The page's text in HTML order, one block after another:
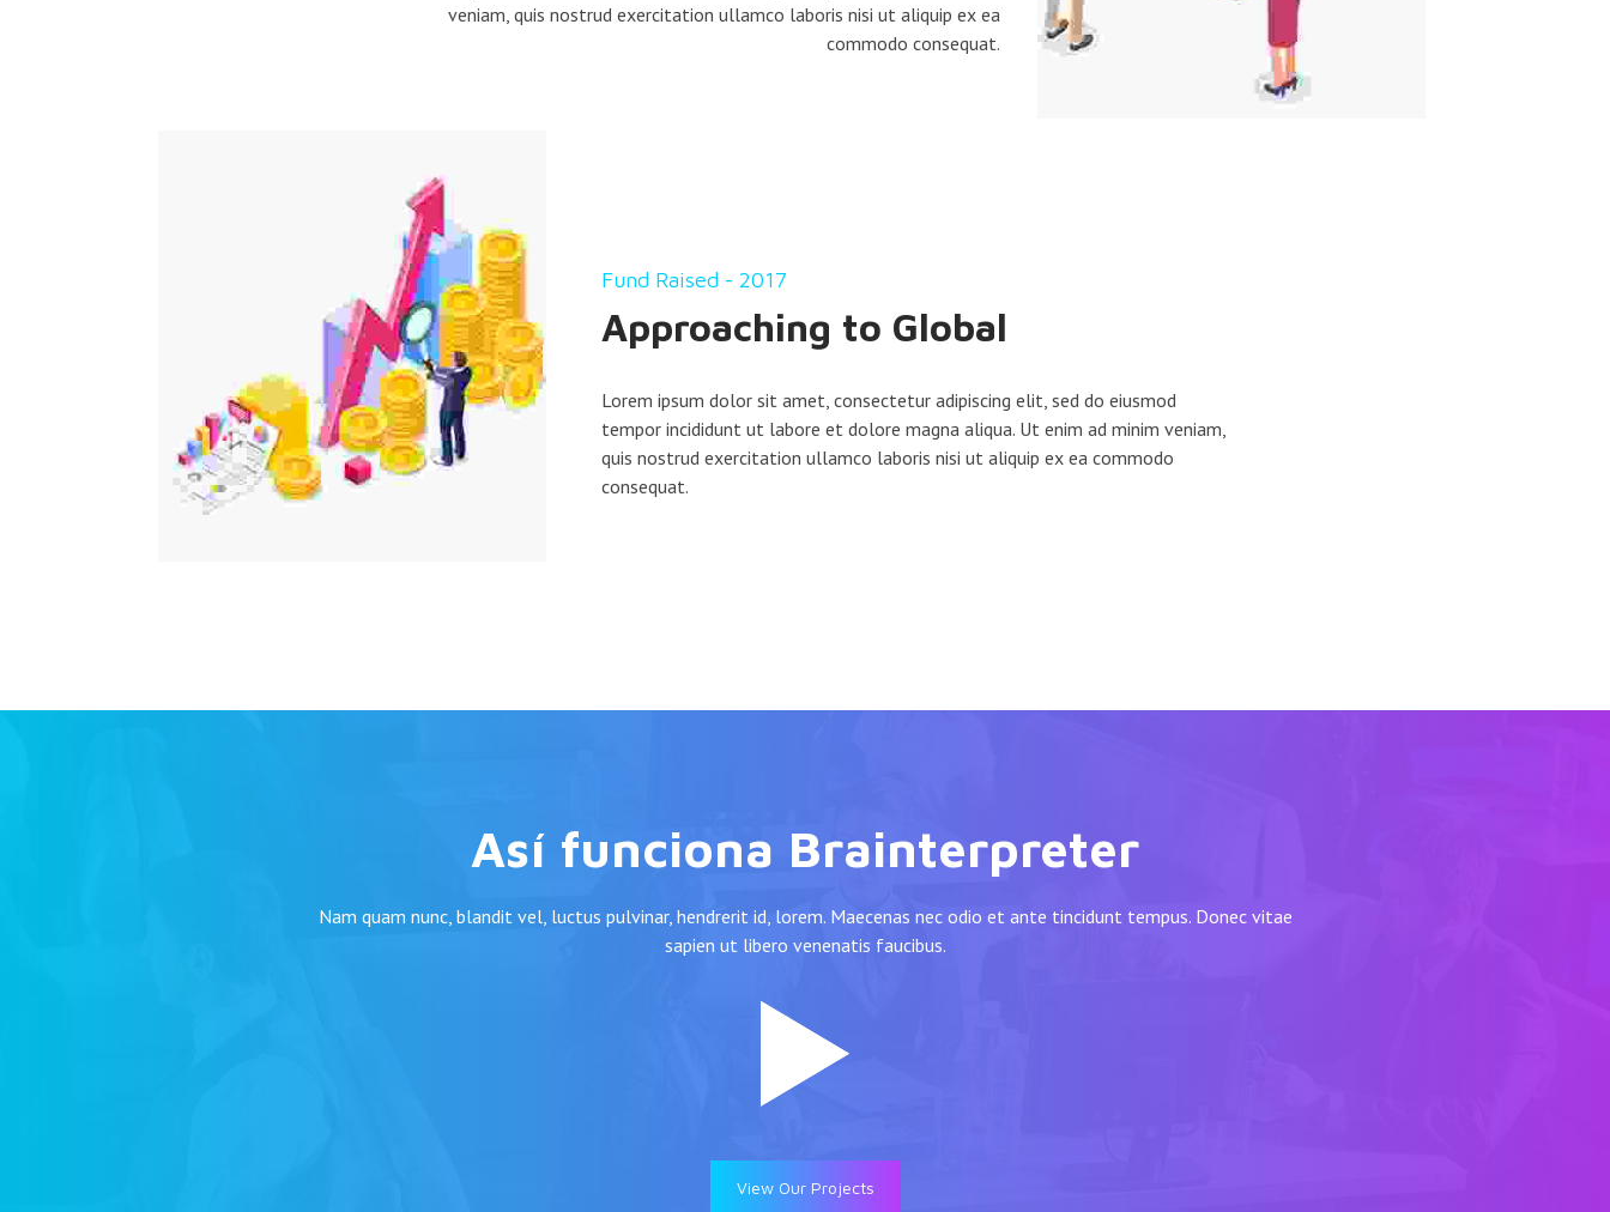
veniam, quis nostrud exercitation ullamco laboris nisi ut aliquip ex ea
commodo consequat.
Fund Raised - 2017
Approaching to Global
Lorem ipsum dolor sit amet, consectetur adipiscing elit, sed do eiusmod
tempor incididunt ut labore et dolore magna aliqua. Ut enim ad minim veniam,
quis nostrud exercitation ullamco laboris nisi ut aliquip ex ea commodo
consequat.
Así funciona Brainterpreter
Nam quam nunc, blandit vel, luctus pulvinar, hendrerit id, lorem. Maecenas nec odio et ante tincidunt tempus. Donec vitae
sapien ut libero venenatis faucibus.
Play!
View Our Projects